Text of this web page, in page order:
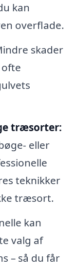
kan
overflade.
skader
træsorter:
eller
teknikker
træsort.
kan
valg af
– så du får